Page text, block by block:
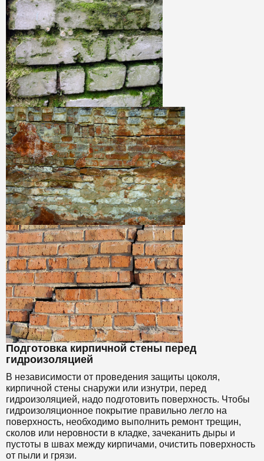
Подготовка кирпичной стены перед
гидроизоляцией
В независимости от проведения защиты цоколя,
кирпичной стены снаружи или изнутри, перед
гидроизоляцией, надо подготовить поверхность. Чтобы
гидроизоляционное покрытие правильно легло на
поверхность, необходимо выполнить ремонт трещин,
сколов или неровности в кладке, зачеканить дыры и
пустоты в швах между кирпичами, очистить поверхность
от пыли и грязи.